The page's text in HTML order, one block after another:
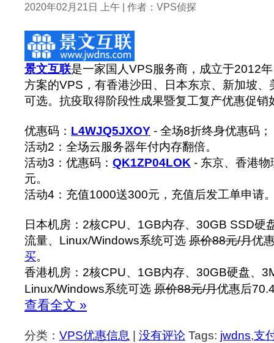
2020年02月21日 上午 | 作者：VPS侦探
景文互联是一家国人VPS服务商，成立于2012
方案的VPS，有香港沙田、日本东京、新加坡
可选。抗疫取得阶段性成果暨复工复产优惠促销
优惠码： L4WJQ5JXOY - 全场8折终身优惠码；
活动2：全场云服务器年付内存翻倍。
活动3：优惠码： QK1ZP04LOK - 东京、香港
元。
活动4：充值1000送300元，充值后发工单申请
日本机房：2核CPU、1GB内存、30GB SSD硬
流量、Linux/Windows系统可选 原价88元/月优
买。
香港机房：2核CPU、1GB内存、30GB硬盘、
Linux/Windows系统可选 原价88元/月优惠后
查看全文 »
分类： VPS优惠信息 | 没有评论 Tags: jwdns,支